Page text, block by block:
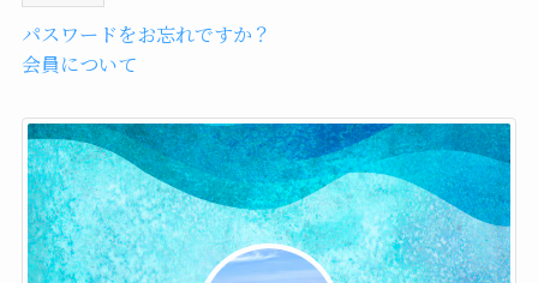
パスワードをお忘れですか？
会員について